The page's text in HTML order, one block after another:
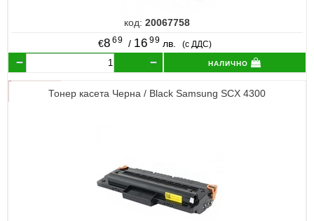
код: 20067758
€8 69 / 16 99 лв. (с ДДС)
налично
Тонер касета Черна / Black Samsung SCX 4300